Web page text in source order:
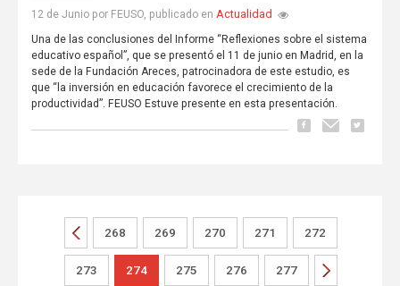
12 de Junio por FEUSO, publicado en Actualidad
Una de las conclusiones del Informe “Reflexiones sobre el sistema
educativo español”, que se presentó el 11 de junio en Madrid, en la
sede de la Fundación Areces, patrocinadora de este estudio, es
que “la inversión en educación favorece el crecimiento de la
productividad”. FEUSO Estuve presente en esta presentación.
268 269 270 271 272
273 274 275 276 277